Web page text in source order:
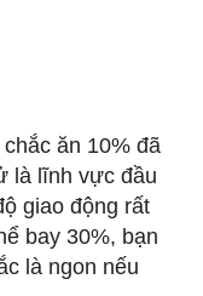
ăn 10% đã
là lĩnh vực đầu
giao động rất
bay 30%, bạn
là ngon nếu